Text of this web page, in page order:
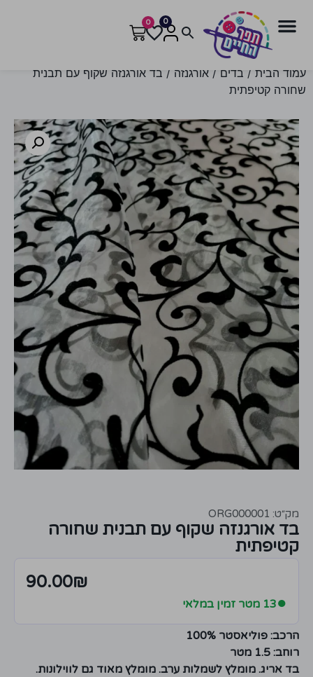
0
0
עמוד הבית / בדים / אורגנזה / בד אורגנזה שקוף עם תבנית
שחורה קטיפתית
מק״ט: ORG000001
בד אורגנזה שקוף עם תבנית שחורה
קטיפתית
90.00₪
●13 מטר זמין במלאי
הרכב: פוליאסטר 100%
רוחב: 1.5 מטר
בד אריג. מומלץ לשמלות ערב. מומלץ מאוד גם לווילונות.